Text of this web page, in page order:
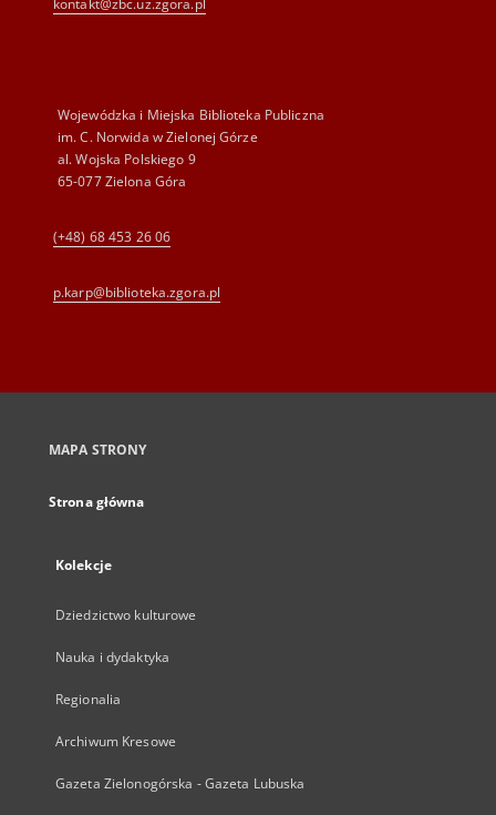
kontakt@zbc.uz.zgora.pl
Wojewódzka i Miejska Biblioteka Publiczna
im. C. Norwida w Zielonej Górze
al. Wojska Polskiego 9
65-077 Zielona Góra
(+48) 68 453 26 06
p.karp@biblioteka.zgora.pl
MAPA STRONY
Strona główna
Kolekcje
Dziedzictwo kulturowe
Nauka i dydaktyka
Regionalia
Archiwum Kresowe
Gazeta Zielonogórska - Gazeta Lubuska